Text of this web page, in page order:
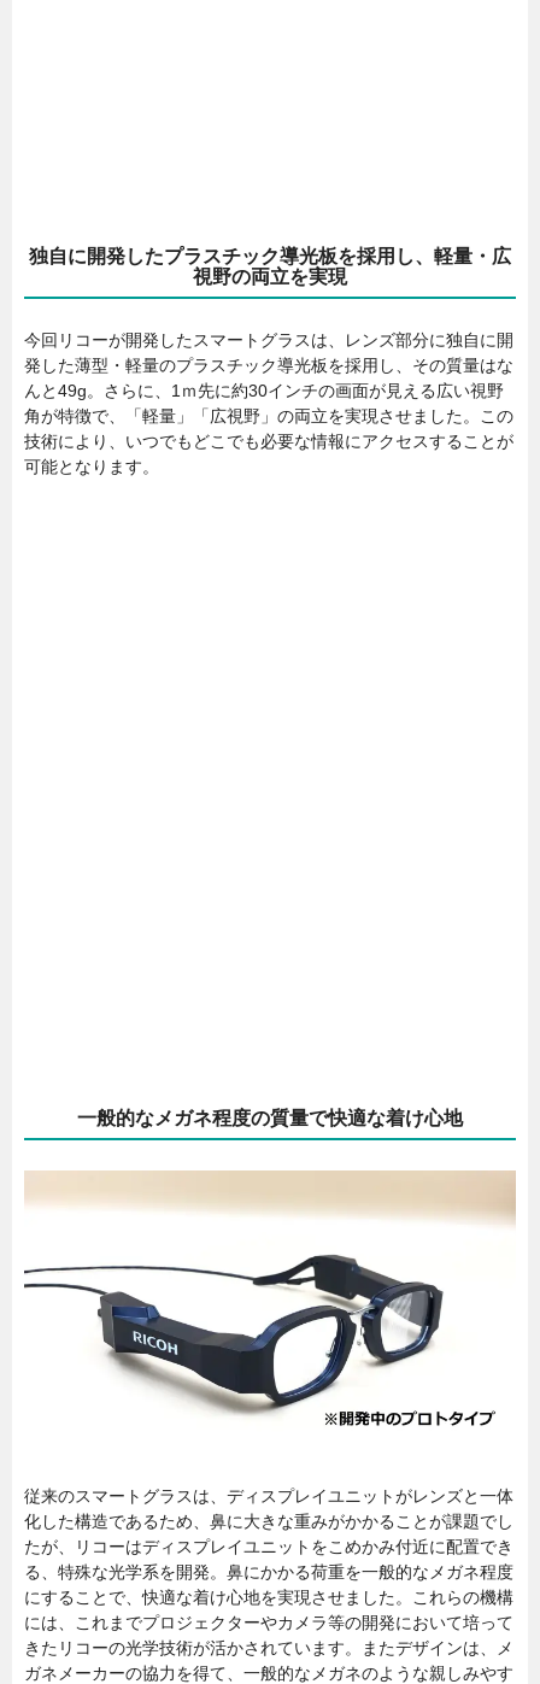
独自に開発したプラスチック導光板を採用し、軽量・広
視野の両立を実現
今回リコーが開発したスマートグラスは、レンズ部分に独自に開
発した薄型・軽量のプラスチック導光板を採用し、その質量はな
んと49g。さらに、1ｍ先に約30インチの画面が見える広い視野
角が特徴で、「軽量」「広視野」の両立を実現させました。この
技術により、いつでもどこでも必要な情報にアクセスすることが
可能となります。
一般的なメガネ程度の質量で快適な着け心地
従来のスマートグラスは、ディスプレイユニットがレンズと一体
化した構造であるため、鼻に大きな重みがかかることが課題でし
たが、リコーはディスプレイユニットをこめかみ付近に配置でき
る、特殊な光学系を開発。鼻にかかる荷重を一般的なメガネ程度
にすることで、快適な着け心地を実現させました。これらの機構
には、これまでプロジェクターやカメラ等の開発において培って
きたリコーの光学技術が活かされています。またデザインは、メ
ガネメーカーの協力を得て、一般的なメガネのような親しみやす